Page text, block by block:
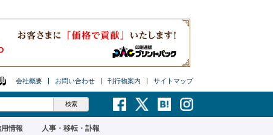
会社概要 お問い合わせ 刊行物案内 サイトマップ
情報 人事・移転・訃報